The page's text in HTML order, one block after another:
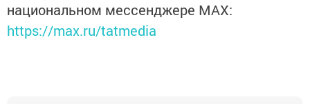
национальном мессенджере MАХ:
https://max.ru/tatmedia